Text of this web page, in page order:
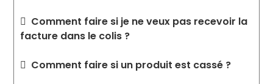
Comment faire si je ne veux pas recevoir la
facture dans le colis ?
Comment faire si un produit est cassé ?